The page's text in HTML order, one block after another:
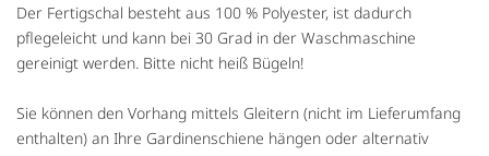
Der Fertigschal besteht aus 100 % Polyester, ist dadurch
pflegeleicht und kann bei 30 Grad in der Waschmaschine
gereinigt werden. Bitte nicht heiß Bügeln!
Sie können den Vorhang mittels Gleitern (nicht im Lieferumfang
enthalten) an Ihre Gardinenschiene hängen oder alternativ